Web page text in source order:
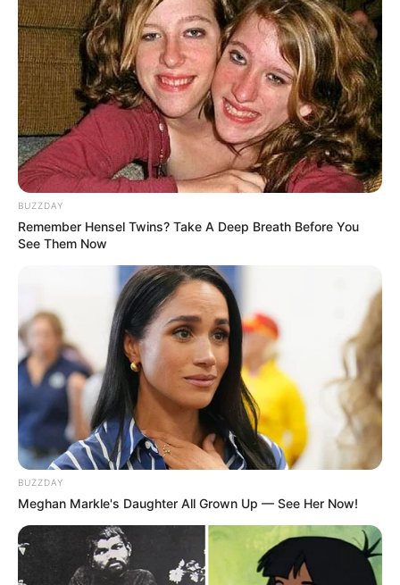
10 Desain Kanopi Tempat
Tidur, Serasa Beristirahat di
Kamar Raja
Tampil Lebih Modern, 7 Potret
Hasil Renovasi Rumah Berusia
90 Tahun
BUZZDAY
Remember Hensel Twins? Take A Deep Breath Before You
See Them Now
BUZZDAY
Meghan Markle's Daughter All Grown Up — See Her Now!